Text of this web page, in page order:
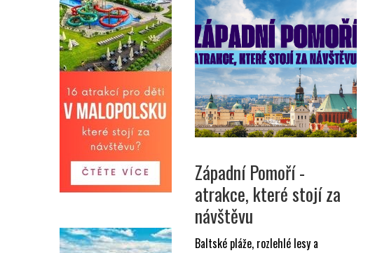
Západní Pomoří -
atrakce, které stojí za
návštěvu
Baltské pláže, rozlehlé lesy a